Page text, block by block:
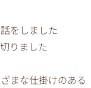
をしました
りました
まな仕掛けのある